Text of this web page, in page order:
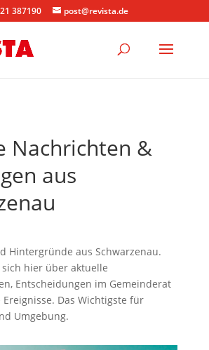
387190 post@revista.de
Nachrichten &
aus
Hintergründe aus Schwarzenau.
hier über aktuelle
Entscheidungen im Gemeinderat
Das Wichtigste für
Umgebung.